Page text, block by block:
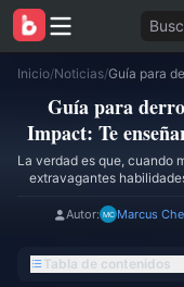
Inicio/Noticias/
Guía para
Impact: Te
La verdad es que, cuando
extravagantes
tipo parece muy
Autor: Marcus
Tabla de contenidos